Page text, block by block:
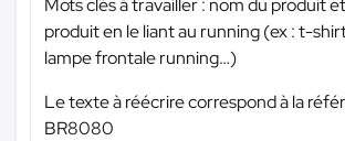
Mots clés à travailler : nom du produit
produit en le liant au running (ex : t-
lampe frontale running…)
Le texte à réécrire correspond à la
BR8080